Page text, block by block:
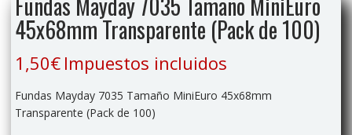
45x68mm Transparente (Pack de 100)
1,50€ Impuestos incluidos
Fundas Mayday 7035 Tamaño MiniEuro 45x68mm
Transparente (Pack de 100)